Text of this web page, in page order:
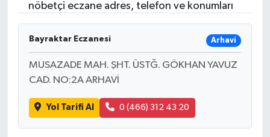
nöbetçi eczane adres, telefon ve konumları
Bayraktar Eczanesi Arhavi
MUSAZADE MAH. ŞHT. ÜSTĞ. GÖKHAN YAVUZ
CAD. NO:2A ARHAVİ
Yol Tarifi Al 0 (466) 312 43 20